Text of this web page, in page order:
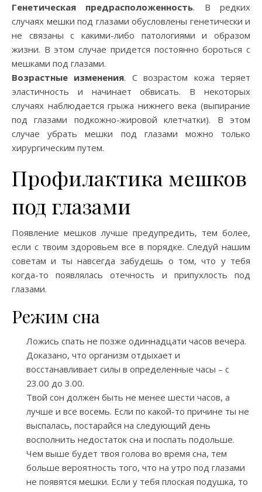
Генетическая предрасположенность. В редких
случаях мешки под глазами обусловлены генетически и
не связаны с какими-либо патологиями и образом
жизни. В этом случае придется постоянно бороться с
мешками под глазами.
Возрастные изменения. С возрастом кожа теряет
эластичность и начинает обвисать. В некоторых
случаях наблюдается грыжа нижнего века (выпирание
под глазами подкожно-жировой клетчатки). В этом
случае убрать мешки под глазами можно только
хирургическим путем.
Профилактика мешков
под глазами
Появление мешков лучше предупредить, тем более,
если с твоим здоровьем все в порядке. Следуй нашим
советам и ты навсегда забудешь о том, что у тебя
когда-то появлялась отечность и припухлость под
глазами.
Режим сна
Ложись спать не позже одиннадцати часов вечера.
Доказано, что организм отдыхает и
восстанавливает силы в определенные часы – с
23.00 до 3.00.
Твой сон должен быть не менее шести часов, а
лучше и все восемь. Если по какой-то причине ты не
выспалась, постарайся на следующий день
восполнить недостаток сна и поспать подольше.
Чем выше будет твоя голова во время сна, тем
больше вероятность того, что на утро под глазами
не появятся мешки. Если у тебя плоская подушка, то